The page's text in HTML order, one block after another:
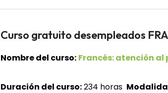
Curso gratuito desempleados
Nombre del curso: Francés: atención al
Duración del curso:234 horas